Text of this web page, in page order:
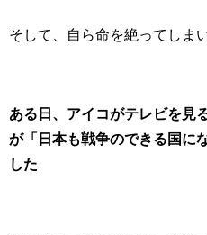
そして、自ら命を絶ってしま
ある日、アイコがテレビを見
が「日本も戦争のできる国に
した